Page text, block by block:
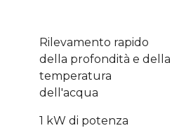
Rilevamento rapido
della profondità e della
temperatura
dell'acqua
1 kW di potenza